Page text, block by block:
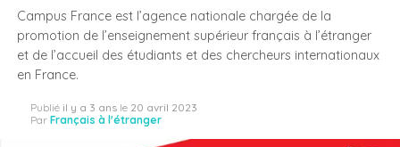
Campus France est l’agence nationale chargée de la
promotion de l’enseignement supérieur français à l’étranger
et de l’accueil des étudiants et des chercheurs internationaux
en France.
Publié il y a 3 ans le 20 avril 2023
Par Français à l'étranger